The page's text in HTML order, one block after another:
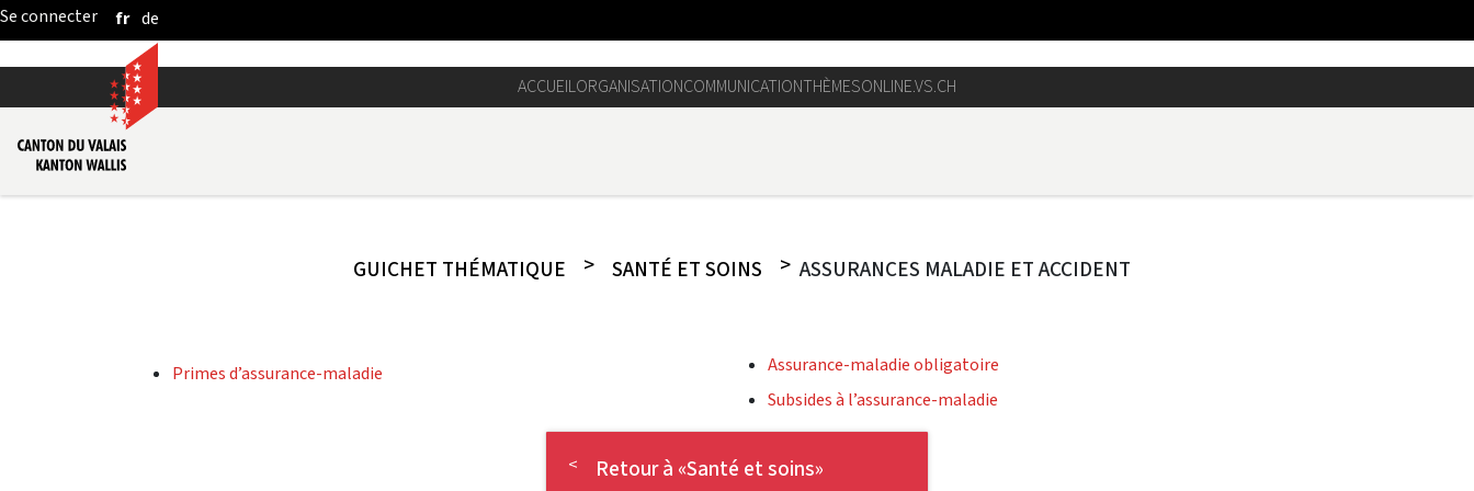
Saut au contenu principal
fr de
ACCUEILORGANISATIONCOMMUNICATIONTHÈMESONLINE.VS.CH
GUICHET THÉMATIQUE SANTÉ ET SOINS ASSURANCES MALADIE ET ACCIDENT
Primes d’assurance-maladie
Assurance-maladie obligatoire
Subsides à l’assurance-maladie
Retour à «Santé et soins»